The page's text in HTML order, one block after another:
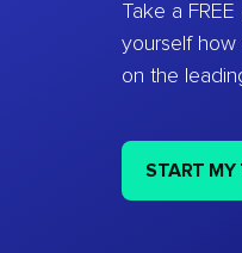
Take a
yourself how
on the
START MY